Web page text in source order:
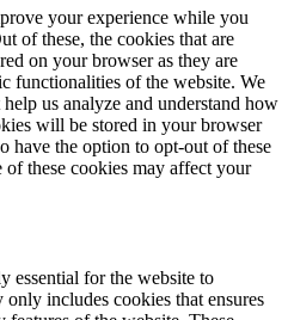
your experience while you
of these, the cookies that are
on your browser as they are
functionalities of the website. We
us analyze and understand how
will be stored in your browser
have the option to opt-out of these
these cookies may affect your
essential for the website to
includes cookies that ensures